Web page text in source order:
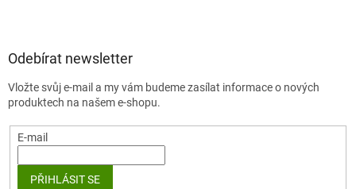
Odebírat newsletter
Vložte svůj e-mail a my vám budeme zasílat informace o nových
produktech na našem e-shopu.
E-mail
PŘIHLÁSIT SE